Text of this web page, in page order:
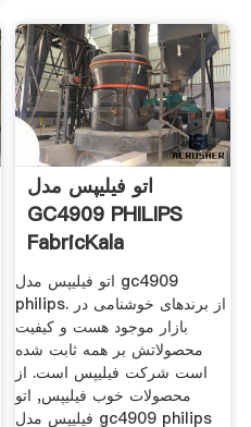
اتو فیلیپس مدل
GC4909 PHILIPS
FabricKala
اتو فیلیپس مدل gc4909
philips. از برندهای خوشنامی در
بازار موجود هست و کیفیت
محصولاتش بر همه ثابت شده
است شرکت فیلیپس است. از
محصولات خوب فیلیپس, اتو
فیلیپس مدل gc4909 philips